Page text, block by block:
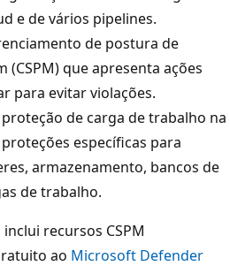
e de vários pipelines.
de postura de
(CSPM) que apresenta ações
para evitar violações.
de carga de trabalho na
específicas para
armazenamento, bancos de
de trabalho.
recursos CSPM
ao Microsoft Defender